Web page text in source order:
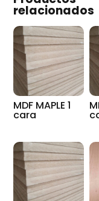
relacionados
MDF MAPLE 1
cara